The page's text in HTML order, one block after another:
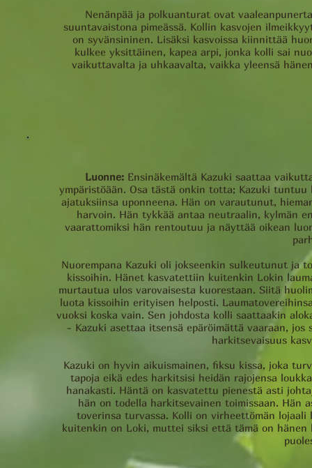
Nenänpää ja polkuanturat ovat
suuntavaistona pimeässä. Kollin kasvojen
on syvänsininen. Lisäksi kasvoissa kiinnittää
kulkee yksittäinen, kapea arpi, jonka kolli sai
vaikuttavalta ja uhkaavalta, vaikka yleensä
Luonne: Ensinäkemältä Kazuki saattaa
ympäristöään. Osa tästä onkin totta; Kazuki
ajatuksiinsa uponneena. Hän on varautunut,
harvoin. Hän tykkää antaa neutraalin, kylmän
vaarattomiksi hän rentoutuu ja näyttää oikean
Nuorempana Kazuki oli jokseenkin sulkeutunut ja
kissoihin. Hänet kasvatettiin kuitenkin Lokin
murtautua ulos varovaisesta kuorestaan. Siitä
luota kissoihin erityisen helposti.
vuoksi koska vain. Sen johdosta kolli saattaakin
- Kazuki asettaa itsensä epäröimättä vaaraan,
harkitsevaisuus
Kazuki on hyvin aikuismainen, fiksu kissa, joka
tapoja eikä edes harkitsisi heidän rajojensa
hanakasti. Häntä on kasvatettu pienestä asti
hän on todella harkitsevainen toimissaan. Hän
toverinsa turvassa. Kolli on virheettömän
kuitenkin on Loki, muttei siksi että tämä on hänen